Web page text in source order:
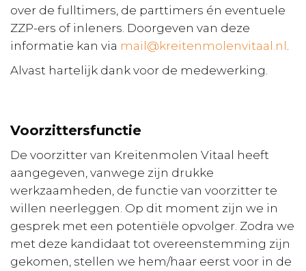
over de fulltimers, de parttimers én eventuele
ZZP-ers of inleners. Doorgeven van deze
informatie kan via mail@kreitenmolenvitaal.nl
Alvast hartelijk dank voor de medewerking.
Voorzittersfunctie
De voorzitter van Kreitenmolen Vitaal heeft
aangegeven, vanwege zijn drukke
werkzaamheden, de functie van voorzitter te
willen neerleggen. Op dit moment zijn we in
gesprek met een potentiële opvolger. Zodra we
met deze kandidaat tot overeenstemming zijn
gekomen, stellen we hem/haar eerst voor in de